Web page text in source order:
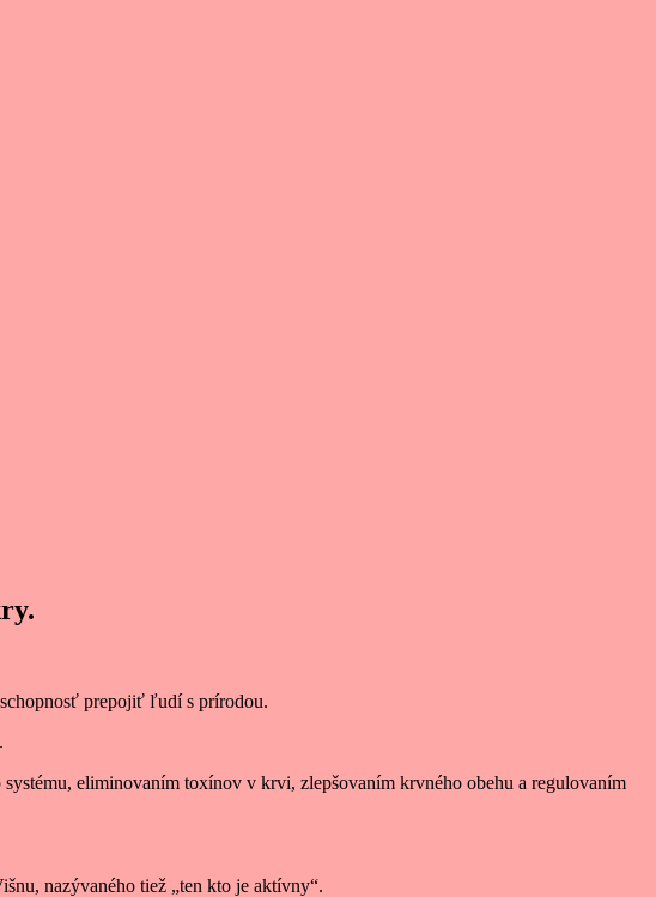
prepojiť ľudí s prírodou.
eliminovaním toxínov v krvi, zlepšovaním krvného obehu a regulovaním
nazývaného tiež „ten kto je aktívny“.